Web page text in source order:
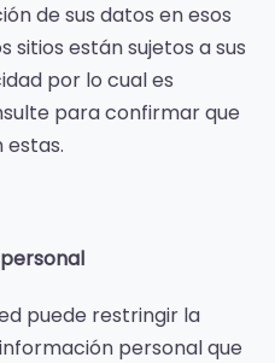
de sus datos en esos
sitios están sujetos a sus
por lo cual es
para confirmar que
estas.
puede restringir la
personal que